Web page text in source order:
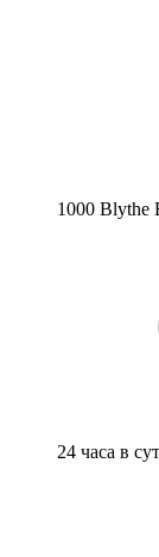
1000 Blythe
24 часа в